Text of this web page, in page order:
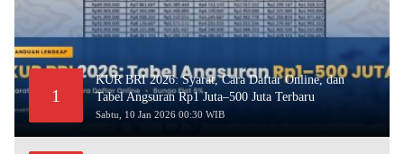
1
KUR BRI 2026: Syarat, Cara Daftar Online, dan
Tabel Angsuran Rp1 Juta–500 Juta Terbaru
Sabtu, 10 Jan 2026 00:30 WIB